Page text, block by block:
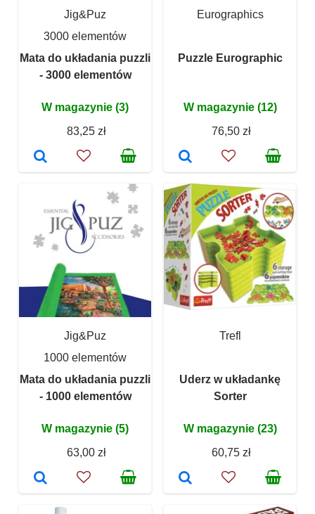
Jig&Puz
3000 elementów
Mata do układania puzzli
- 3000 elementów
W magazynie (3)
83,25 zł
Eurographics
Puzzle Eurographic
W magazynie (12)
76,50 zł
Jig&Puz
1000 elementów
Mata do układania puzzli
- 1000 elementów
W magazynie (5)
63,00 zł
Trefl
Uderz w układankę
Sorter
W magazynie (23)
60,75 zł